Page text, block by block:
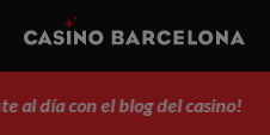
día con el blog del casino!